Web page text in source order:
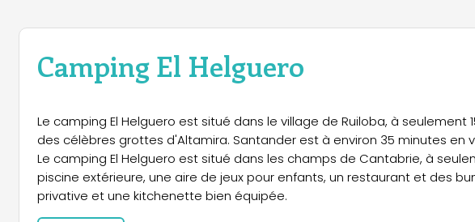
Camping El Helguero
Le camping El Helguero est situé dans le village de Ruiloba, à
des célèbres grottes d'Altamira. Santander est à environ 35 minutes en
Le camping El Helguero est situé dans les champs de Cantabrie, à
piscine extérieure, une aire de jeux pour enfants, un restaurant et des
privative et une kitchenette bien équipée.